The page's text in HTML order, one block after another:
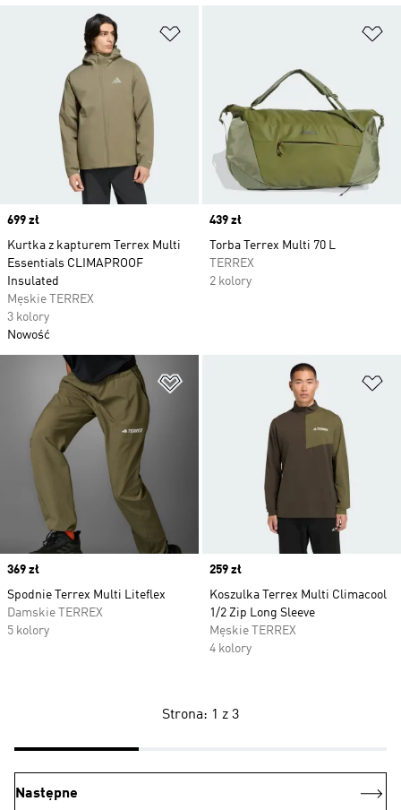
Price
699 zł
Kurtka z kapturem Terrex Multi
Essentials CLIMAPROOF
Insulated
Męskie TERREX
3 kolory
Nowość
Price
439 zł
Torba Terrex Multi 70 L
TERREX
2 kolory
Dodaj do listy życzeń
Price
369 zł
Spodnie Terrex Multi Liteflex
Damskie TERREX
5 kolory
Price
259 zł
Koszulka Terrex Multi Climacool
1/2 Zip Long Sleeve
Męskie TERREX
4 kolory
Strona: 1 z 3
Następne